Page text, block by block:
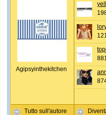
Agipsyinthekitchen
Tutto sull'autore